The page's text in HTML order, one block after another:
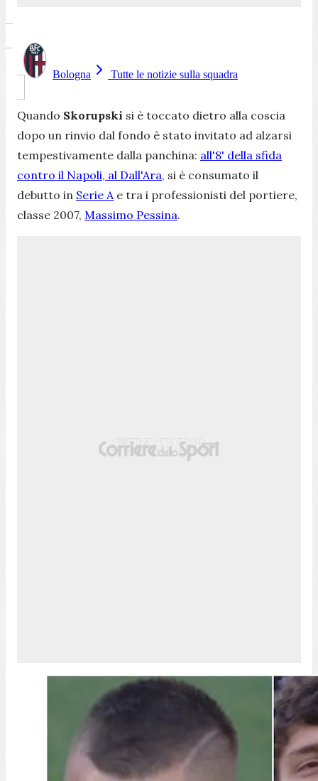
Bologna Tutte le notizie sulla squadra
Quando Skorupski si è toccato dietro alla coscia
dopo un rinvio dal fondo è stato invitato ad alzarsi
tempestivamente dalla panchina: all'8' della sfida
contro il Napoli, al Dall'Ara, si è consumato il
debutto in Serie A e tra i professionisti del portiere,
classe 2007, Massimo Pessina.